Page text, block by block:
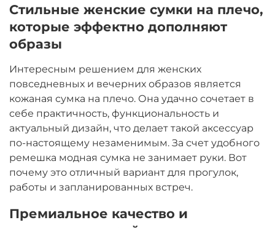
Стильные женские сумки на плечо,
которые эффектно дополняют
образы
Интересным решением для женских
повседневных и вечерних образов является
кожаная сумка на плечо. Она удачно сочетает в
себе практичность, функциональность и
актуальный дизайн, что делает такой аксессуар
по-настоящему незаменимым. За счет удобного
ремешка модная сумка не занимает руки. Вот
почему это отличный вариант для прогулок,
работы и запланированных встреч.
Премиальное качество и